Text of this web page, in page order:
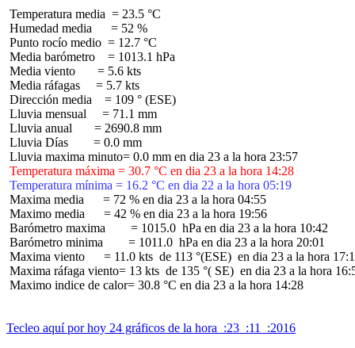
Temperatura media  = 23.5 °C
Humedad media      = 52 %
Punto rocío medio  = 12.7 °C
Media barómetro    = 1013.1 hPa
Media viento       = 5.6 kts
Media ráfagas     = 5.7 kts
Dirección media    = 109 ° (ESE)
Lluvia mensual     = 71.1 mm
Lluvia anual       = 2690.8 mm
Lluvia Días        = 0.0 mm
Temperatura máxima = 30.7 °C en dia 23 a la hora 14:28
Temperatura mínima = 16.2 °C en dia 22 a la hora 05:19
Maxima media      = 72 % en dia 23 a la hora 04:55
Maximo media      = 42 % en dia 23 a la hora 19:56
Barómetro maxima        = 1015.0  hPa en dia 23 a la hora 10:42
Barómetro minima        = 1011.0  hPa en dia 23 a la hora 20:01
Maxima viento      = 11.0 kts  de 113 °(ESE)  en dia 23 a la hora
Maxima ráfaga viento= 13 kts  de 135 °( SE)  en dia 23 a la hora
Maximo indice de calor= 30.8 °C en dia 23 a la hora 14:28
Tecleo aquí por hoy 24 gráficos de la hora  :23  :11  :2016